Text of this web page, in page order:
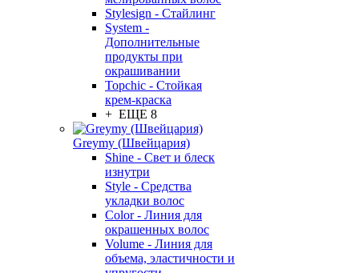
Stylesign - Стайлинг
System -
Дополнительные
продукты при
окрашивании
Topchic - Стойкая
крем-краска
+ ЕЩЕ 8
Greymy (Швейцария)
Shine - Свет и блеск
изнутри
Style - Средства
укладки волос
Color - Линия для
окрашенных волос
Volume - Линия для
объема, эластичности и